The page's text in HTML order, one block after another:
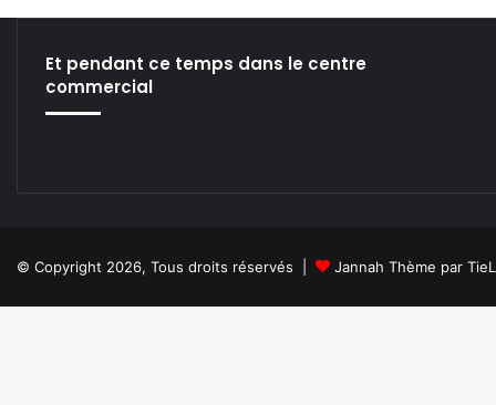
Et pendant ce temps dans le centre
commercial
© Copyright 2026, Tous droits réservés | Jannah Thème par